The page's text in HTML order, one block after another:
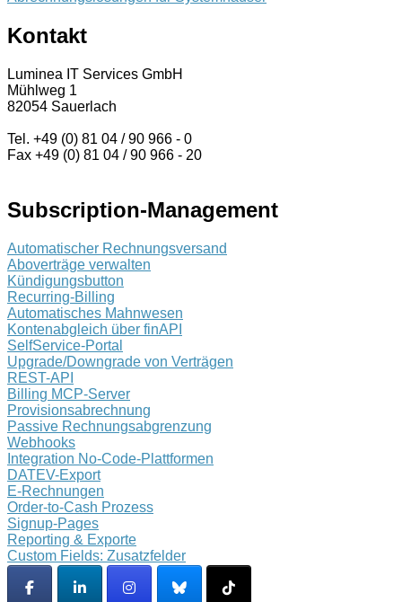
Kontakt
Luminea IT Services GmbH
Mühlweg 1
82054 Sauerlach
Tel. +49 (0) 81 04 / 90 966 - 0
Fax +49 (0) 81 04 / 90 966 - 20
Subscription-Management
Automatischer Rechnungsversand
Aboverträge verwalten
Kündigungsbutton
Recurring-Billing
Automatisches Mahnwesen
Kontenabgleich über finAPI
SelfService-Portal
Upgrade/Downgrade von Verträgen
REST-API
Billing MCP-Server
Provisionsabrechnung
Passive Rechnungsabgrenzung
Webhooks
Integration No-Code-Plattformen
DATEV-Export
E-Rechnungen
Order-to-Cash Prozess
Signup-Pages
Reporting & Exporte
Custom Fields: Zusatzfelder